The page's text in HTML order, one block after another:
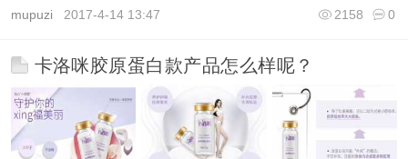
mupuzi 2017-4-14 13:47 0
2158
卡洛咪胶原蛋白款产品怎么样呢？